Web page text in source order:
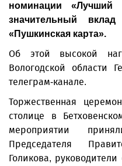
номинации «Лучший
значительный
«Пушкинская карта».
Об этой высокой
Вологодской области
телеграм-канале.
Торжественная
столице в
мероприятии
Председателя
Голикова,